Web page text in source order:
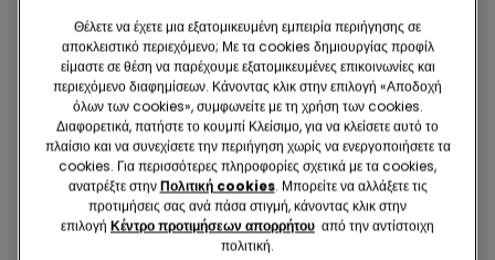
Ανακυκλωμένη Mικροϊνα
Σουτιέν Στράπλες Ελαφρώς
4 Χρώματα
5 Ζευγάρια Μονόχρωμα
Βαμβακερά Καλτσάκια Unisex
Θέλετε να έχετε μια εξατομικευμένη εμπειρία περιήγησης σε
αποκλειστικό περιεχόμενο; Με τα cookies δημιουργίας προφίλ
είμαστε σε θέση να παρέχουμε εξατομικευμένες επικοινωνίες και
περιεχόμενο διαφημίσεων. Κάνοντας κλικ στην επιλογή «Αποδοχή
όλων των cookies», συμφωνείτε με τη χρήση των cookies.
Διαφορετικά, πατήστε το κουμπί Κλείσιμο, για να κλείσετε αυτό το
πλαίσιο και να συνεχίσετε την περιήγηση χωρίς να ενεργοποιήσετε τα
cookies. Για περισσότερες πληροφορίες σχετικά με τα cookies,
ανατρέξτε στηνΠολιτική cookies. Μπορείτε να αλλάξετε τις
προτιμήσεις σας ανά πάσα στιγμή, κάνοντας κλικ στην
επιλογή Κέντρο προτιμήσεων απορρήτου από την αντίστοιχη
πολιτική.